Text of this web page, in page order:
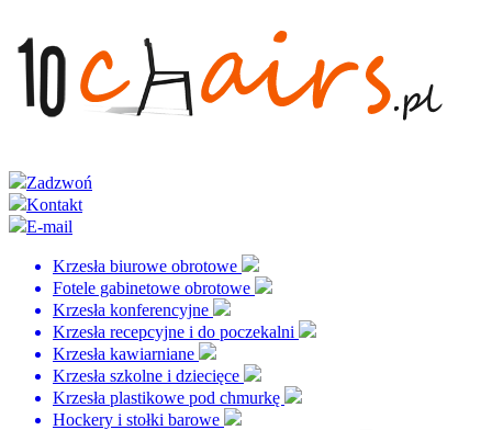
Zadzwoń
Kontakt
E-mail
Krzesła biurowe obrotowe
Fotele gabinetowe obrotowe
Krzesła konferencyjne
Krzesła recepcyjne i do poczekalni
Krzesła kawiarniane
Krzesła szkolne i dziecięce
Krzesła plastikowe pod chmurkę
Hockery i stołki barowe